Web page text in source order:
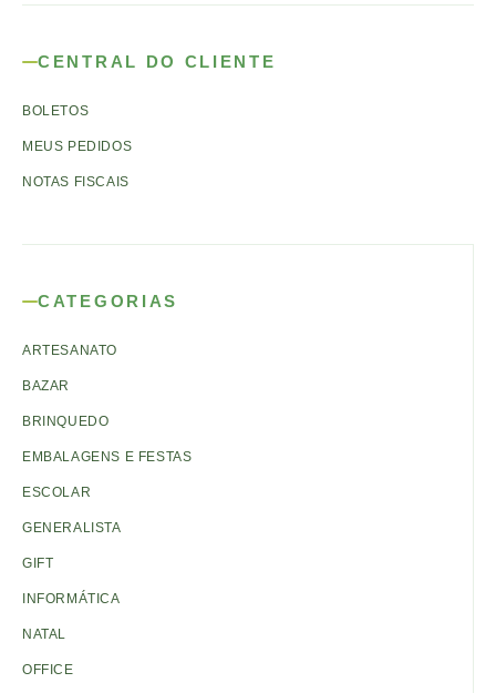
CENTRAL DO CLIENTE
BOLETOS
MEUS PEDIDOS
NOTAS FISCAIS
CATEGORIAS
ARTESANATO
BAZAR
BRINQUEDO
EMBALAGENS E FESTAS
ESCOLAR
GENERALISTA
GIFT
INFORMÁTICA
NATAL
OFFICE